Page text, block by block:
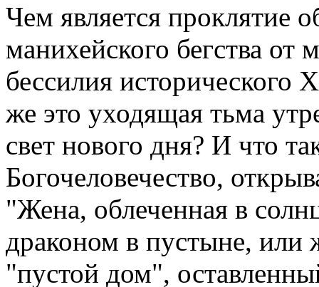
Чем является проклятие
манихейского бегства
бессилия исторического
же это уходящая тьма
свет нового дня? И что
Богочеловечество,
"Жена, облеченная в
драконом в пустыне, или
"пустой дом",